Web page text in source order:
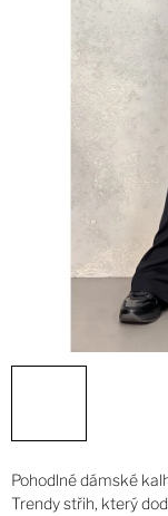
Pohodlné dámské
Trendy střih, který